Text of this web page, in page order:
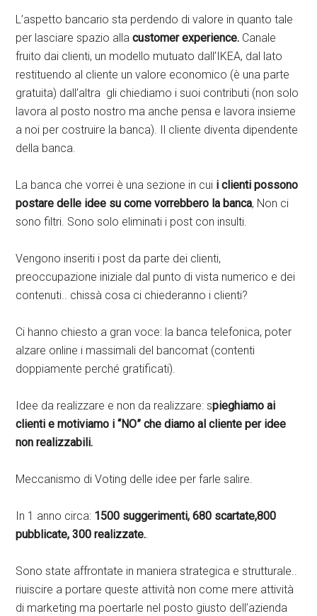
L’aspetto bancario sta perdendo di valore in quanto tale
per lasciare spazio allacustomer experience. Canale
fruito dai clienti, un modello mutuato dall’IKEA, dal lato
restituendo al cliente un valore economico (è una parte
gratuita) dall’altra gli chiediamo i suoi contributi (non solo
lavora al posto nostro ma anche pensa e lavora insieme
a noi per costruire la banca). Il cliente diventa dipendente
della banca.
La banca che vorrei è una sezione in cui i clienti possono
postare delle idee su come vorrebbero la banca, Non ci
sono filtri. Sono solo eliminati i post con insulti.
Vengono inseriti i post da parte dei clienti,
preoccupazione iniziale dal punto di vista numerico e dei
contenuti.. chissà cosa ci chiederanno i clienti?
Ci hanno chiesto a gran voce: la banca telefonica, poter
alzare online i massimali del bancomat (contenti
doppiamente perché gratificati).
Idee da realizzare e non da realizzare: spieghiamo ai
clienti e motiviamo i “NO” che diamo al cliente per idee
non realizzabili.
Meccanismo di Voting delle idee per farle salire.
In 1 anno circa: 1500 suggerimenti, 680 scartate,800
pubblicate, 300 realizzate..
Sono state affrontate in maniera strategica e strutturale..
riuiscire a portare queste attività non come mere attività
di marketing ma poertarle nel posto giusto dell’azienda